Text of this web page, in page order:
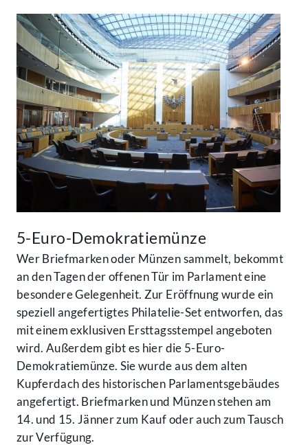
5-Euro-Demokratiemünze
Wer Briefmarken oder Münzen sammelt, bekommt
an den Tagen der offenen Tür im Parlament eine
besondere Gelegenheit. Zur Eröffnung wurde ein
speziell angefertigtes Philatelie-Set entworfen, das
mit einem exklusiven Ersttagsstempel angeboten
wird. Außerdem gibt es hier die 5-Euro-
Demokratiemünze. Sie wurde aus dem alten
Kupferdach des historischen Parlamentsgebäudes
angefertigt. Briefmarken und Münzen stehen am
14. und 15. Jänner zum Kauf oder auch zum Tausch
zur Verfügung.